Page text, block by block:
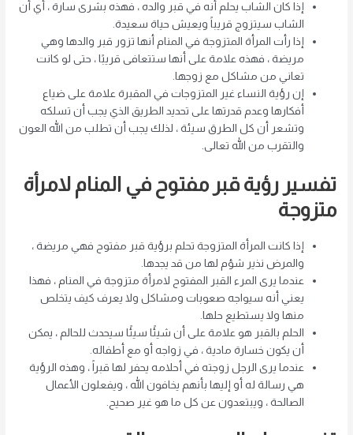
إذا كان الشاب يحلم أنه في قبر والده ، فهذه بشرى سارة ، أي أن
الشاب سيتزوج قريباً ويعيش حياة سعيدة.
إذا رأت المرأة المتزوجة في المنام أنها تزور قبر والدها وهي
مريضة ، فهذه علامة على أنها ستتعافى قريبًا ، حتى لو كانت
تعاني من مشاكل مع زوجها.
إن رؤية النساء غير المتزوجات في المقبرة علامة على ضياع
أفكارها وعدم قدرتها على تحديد الطريق الذي يجب أن تسلكه
وتشعر أن كل الطرق سيئة ، لذلك يجب أن تطلب من الله العون
والتقرب من الله تعالى.
تفسير رؤية قبر مفتوح في المنام لامرأة
متزوجة
إذا كانت المرأة المتزوجة تحلم برؤية قبر مفتوح فهي مريضة ،
والمرض نذير شؤم لها من قد يجدها.
عندما يرى المرء القبر المفتوح لامرأة متزوجة في المنام ، فهذا
يعني أنه سيواجه صعوبات ومشاكل ولا يعرف كيف يتخلص
منها ولا يستطيع حلها.
الحلم بالقبر هو علامة على أن شيئًا سيئًا سيحدث للحالم ، يمكن
أن يكون خسارة مادية ، في زواجه أو مع أطفاله.
عندما يرى الرجل زوجته في أحلامه يحفر لها قبراً ، وهذه الرؤية
هي رسالة له أو إليها بأنهم يخافون الله ، ويفعلون الأعمال
الصالحة ، ويبتعدون عن كل ما هو غير صحيح.